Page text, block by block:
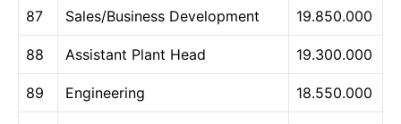
87 Sales/Business Development 19.850.000
88 Assistant Plant Head 19.300.000
89 Engineering 18.550.000